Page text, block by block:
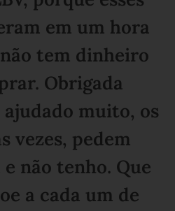
em um hora
tem dinheiro
Obrigada
muito, os
vezes, pedem
não tenho. Que
a cada um de